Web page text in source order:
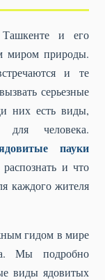
и его
миром природы.
и те
серьезные
них есть виды,
для человека.
пауки
и что
каждого жителя
гидом в мире
Мы подробно
виды ядовитых